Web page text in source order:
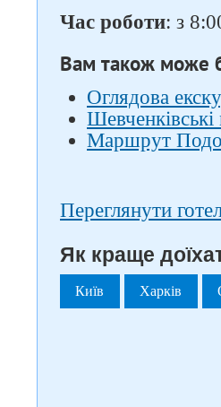
Час роботи: з
Вам також може
Оглядова
Шевченківські
Маршрут
Переглянути
Як краще
Київ Харків